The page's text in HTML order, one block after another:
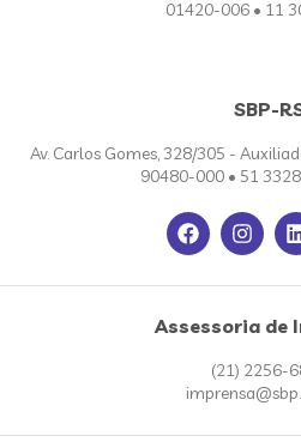
01420-006 • 11
SBP-
Av. Carlos Gomes, 328/305 -
90480-000 • 51
Assessoria de
(21) 2256-